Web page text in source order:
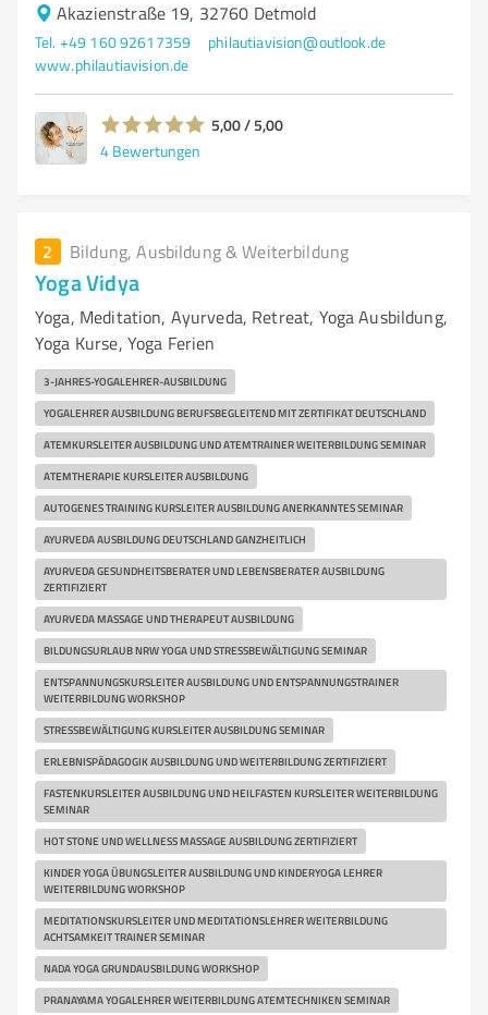
Akazienstraße 19, 32760 Detmold
Tel. +49 160 92617359
philautiavision@outlook.de
www.philautiavision.de
5,00 / 5,00
4 Bewertungen
2 Bildung, Ausbildung & Weiterbildung
Yoga Vidya
Yoga, Meditation, Ayurveda, Retreat, Yoga Ausbildung,
Yoga Kurse, Yoga Ferien
3-JAHRES-YOGALEHRER-AUSBILDUNG
YOGALEHRER AUSBILDUNG BERUFSBEGLEITEND MIT ZERTIFIKAT DEUTSCHLAND
ATEMKURSLEITER AUSBILDUNG UND ATEMTRAINER WEITERBILDUNG SEMINAR
ATEMTHERAPIE KURSLEITER AUSBILDUNG
AUTOGENES TRAINING KURSLEITER AUSBILDUNG ANERKANNTES SEMINAR
AYURVEDA AUSBILDUNG DEUTSCHLAND GANZHEITLICH
AYURVEDA GESUNDHEITSBERATER UND LEBENSBERATER AUSBILDUNG
ZERTIFIZIERT
AYURVEDA MASSAGE UND THERAPEUT AUSBILDUNG
BILDUNGSURLAUB NRW YOGA UND STRESSBEWÄLTIGUNG SEMINAR
ENTSPANNUNGSKURSLEITER AUSBILDUNG UND ENTSPANNUNGSTRAINER
WEITERBILDUNG WORKSHOP
STRESSBEWÄLTIGUNG KURSLEITER AUSBILDUNG SEMINAR
ERLEBNISPÄDAGOGIK AUSBILDUNG UND WEITERBILDUNG ZERTIFIZIERT
FASTENKURSLEITER AUSBILDUNG UND HEILFASTEN KURSLEITER WEITERBILDUNG
SEMINAR
HOT STONE UND WELLNESS MASSAGE AUSBILDUNG ZERTIFIZIERT
KINDER YOGA ÜBUNGSLEITER AUSBILDUNG UND KINDERYOGA LEHRER
WEITERBILDUNG WORKSHOP
MEDITATIONSKURSLEITER UND MEDITATIONSLEHRER WEITERBILDUNG
ACHTSAMKEIT TRAINER SEMINAR
NADA YOGA GRUNDAUSBILDUNG WORKSHOP
PRANAYAMA YOGALEHRER WEITERBILDUNG ATEMTECHNIKEN SEMINAR